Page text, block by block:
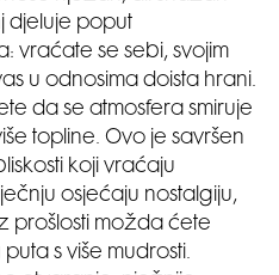
djeluje poput
vraćate se sebi, svojim
u odnosima doista hrani.
da se atmosfera smiruje
topline. Ovo je savršen
koji vraćaju
osjećaju nostalgiju,
prošlosti možda ćete
s više mudrosti.